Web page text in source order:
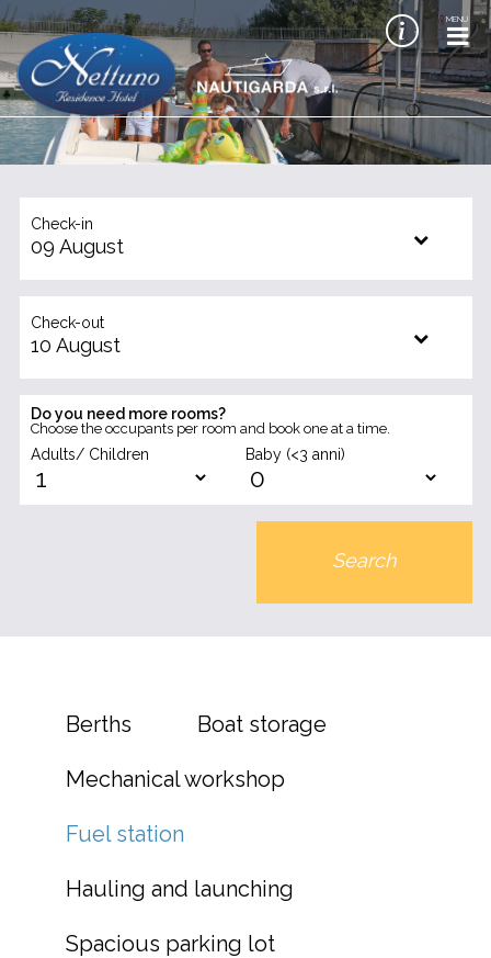
MENU
Check-in
09 August
Check-out
10 August
Do you need more rooms?
Choose the occupants per room and book one at a time.
Adults/ Children Baby (<3 anni)
Search
Berths Boat storage
Mechanical workshop
Fuel station
Hauling and launching
Spacious parking lot